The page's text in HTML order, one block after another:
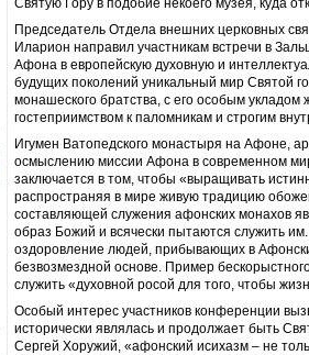
Святую Гору в подобие некоего музея, куда
Председатель Отдела внешних церковных
Иларион направил участникам встречи в
Афона в европейскую духовную и
будущих поколений уникальный мир Святой
монашеского братства, с его особым
гостеприимством к паломникам и строгим
Игумен Ватопедского монастыря на Афоне,
осмыслению миссии Афона в современном
заключается в том, чтобы «выращивать
распространяя в мире живую традицию
составляющей служения афонских монахов
образ Божий и всячески пытаются служить
оздоровление людей, прибывающих в
безвозмездной основе. Пример
служить «духовной росой для того, чтобы
Особый интерес участников конференции
исторически являлась и продолжает быть
Сергей Хоружий, «афонский исихазм – не